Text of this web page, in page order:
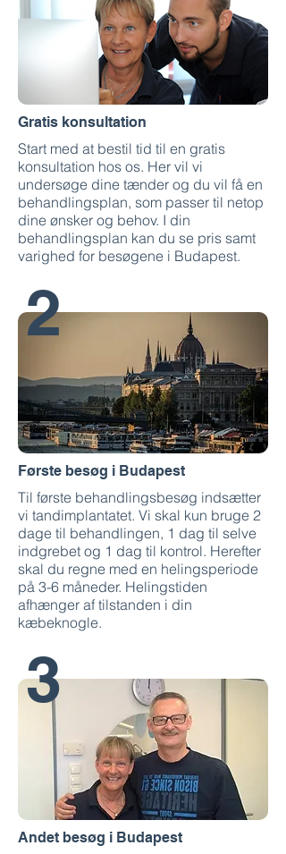
Gratis konsultation
Start med at bestil tid til en gratis
konsultation hos os. Her vil vi
undersøge dine tænder og du vil få en
behandlingsplan, som passer til netop
dine ønsker og behov. I din
behandlingsplan kan du se pris samt
varighed for besøgene i Budapest.
2
Første besøg i Budapest
Til første behandlingsbesøg indsætter
vi tandimplantatet. Vi skal kun bruge 2
dage til behandlingen, 1 dag til selve
indgrebet og 1 dag til kontrol. Herefter
skal du regne med en helingsperiode
på 3-6 måneder. Helingstiden
afhænger af tilstanden i din
kæbeknogle.
3
Andet besøg i Budapest